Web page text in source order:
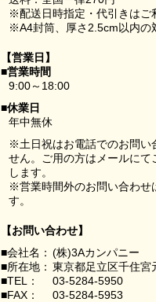
※配送日時指定・代引きはご
※A4封筒、厚さ2.5cm以内の
【営業日】
■営業時間
9:00～18:00
■休業日
年中無休
※土日祝はお電話でのお問い
せん。ご用の方はメールに
します。
※営業時間外のお問い合わせ
す。
【お問い合わせ】
■会社名： (株)3Aカンパニー
■所在地： 東京都足立区千住
■TEL：
03-5284-5950
■FAX：
03-5284-5953